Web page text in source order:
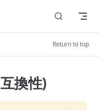
Return to top
換性)